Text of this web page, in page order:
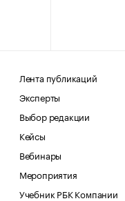
Лента публикаций
Эксперты
Выбор редакции
Кейсы
Вебинары
Мероприятия
Учебник РБК Компании